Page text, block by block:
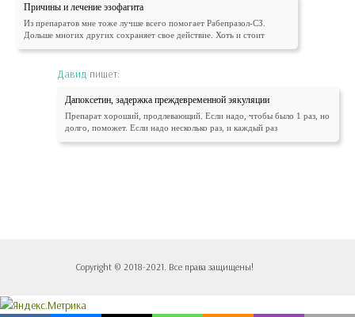
Причины и лечение эзофагита
Из препаратов мне тоже лучше всего помогает Рабепразол-СЗ.
Дольше многих других сохраняет свое действие. Хоть и стоит
Давид пишет:
Дапоксетин, задержка преждевременной эякуляции
Препарат хороший, продлевающий. Если надо, чтобы было 1 раз, но
долго, поможет. Если надо несколько раз, и каждый раз
Copyright © 2018-2021. Все права защищены!